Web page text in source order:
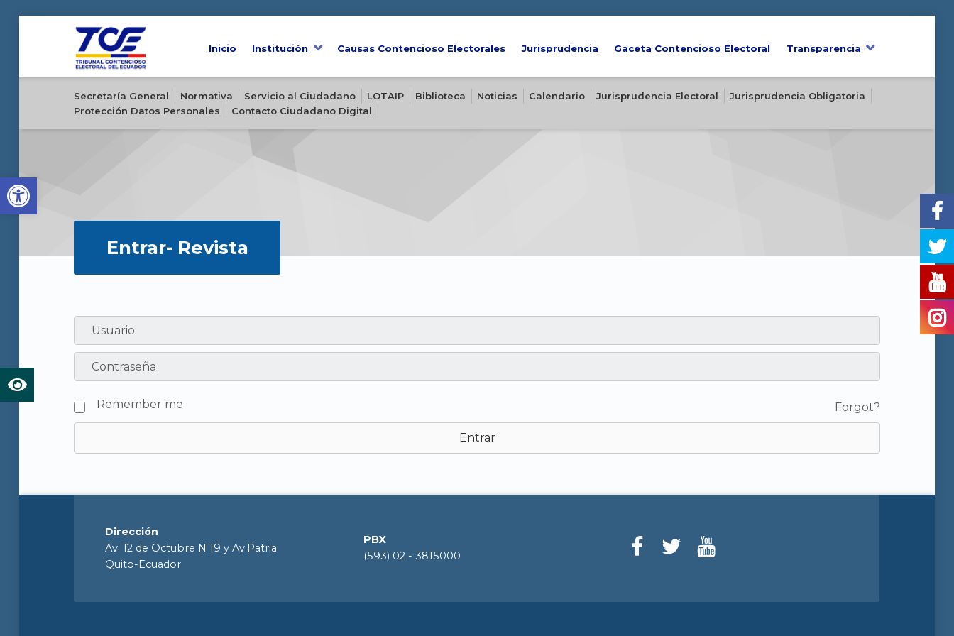
Open toolbar
Inicio Institución Causas Contencioso Electorales Jurisprudencia Gaceta Contencioso Electoral Transparencia
Secretaría General Normativa Servicio al Ciudadano LOTAIP Biblioteca Noticias Calendario Jurisprudencia Electoral
Jurisprudencia Obligatoria
Protección Datos Personales
Contacto Ciudadano Digital
Entrar- Revista
Forgot?
Remember me
Entrar
Dirección
Av. 12 de Octubre N 19 y Av.Patria
Quito-Ecuador
PBX
(593) 02 - 3815000